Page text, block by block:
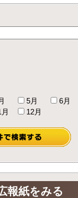
5月
6月
12月
報紙をみる